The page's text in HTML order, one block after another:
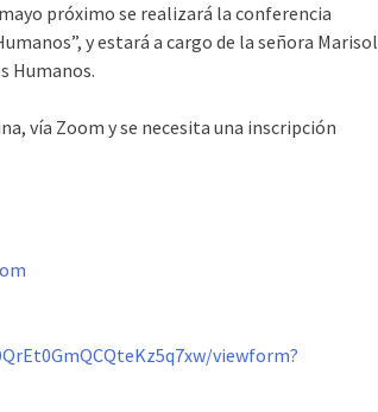
próximo se realizará la conferencia
y estará a cargo de la señora Marisol
Humanos.
vía Zoom y se necesita una inscripción
viewform?